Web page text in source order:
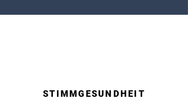
STIMMGESUNDHEIT